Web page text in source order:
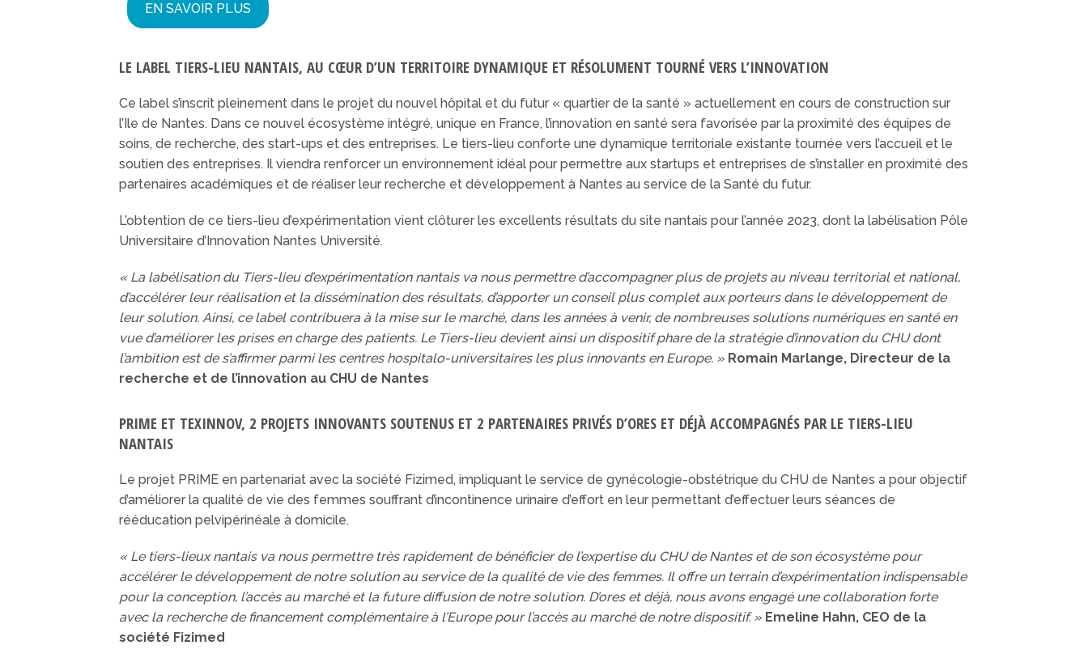
EN SAVOIR PLUS
LE LABEL TIERS-LIEU NANTAIS, AU CŒUR D’UN TERRITOIRE DYNAMIQUE ET RÉSOLUMENT TOURNÉ VERS L’INNOVATION
Ce label s’inscrit pleinement dans le projet du nouvel hôpital et du futur « quartier de la santé » actuellement en cours de construction sur
l’Ile de Nantes. Dans ce nouvel écosystème intégré, unique en France, l’innovation en santé sera favorisée par la proximité des équipes de
soins, de recherche, des start-ups et des entreprises. Le tiers-lieu conforte une dynamique territoriale existante tournée vers l’accueil et le
soutien des entreprises. Il viendra renforcer un environnement idéal pour permettre aux startups et entreprises de s’installer en proximité des
partenaires académiques et de réaliser leur recherche et développement à Nantes au service de la Santé du futur.
L’obtention de ce tiers-lieu d’expérimentation vient clôturer les excellents résultats du site nantais pour l’année 2023, dont la labélisation Pôle
Universitaire d’Innovation Nantes Université.
« La labélisation du Tiers-lieu d’expérimentation nantais va nous permettre d’accompagner plus de projets au niveau territorial et national,
d’accélérer leur réalisation et la dissémination des résultats, d’apporter un conseil plus complet aux porteurs dans le développement de
leur solution. Ainsi, ce label contribuera à la mise sur le marché, dans les années à venir, de nombreuses solutions numériques en santé en
vue d’améliorer les prises en charge des patients. Le Tiers-lieu devient ainsi un dispositif phare de la stratégie d’innovation du CHU dont
l’ambition est de s’affirmer parmi les centres hospitalo-universitaires les plus innovants en Europe. » Romain Marlange, Directeur de la
recherche et de l’innovation au CHU de Nantes
PRIME ET TEXINNOV, 2 PROJETS INNOVANTS SOUTENUS ET 2 PARTENAIRES PRIVÉS D’ORES ET DÉJÀ ACCOMPAGNÉS PAR LE TIERS-LIEU
NANTAIS
Le projet PRIME en partenariat avec la société Fizimed, impliquant le service de gynécologie-obstétrique du CHU de Nantes a pour objectif
d’améliorer la qualité de vie des femmes souffrant d’incontinence urinaire d’effort en leur permettant d’effectuer leurs séances de
rééducation pelvipérinéale à domicile.
« Le tiers-lieux nantais va nous permettre très rapidement de bénéficier de l’expertise du CHU de Nantes et de son écosystème pour
accélérer le développement de notre solution au service de la qualité de vie des femmes. Il offre un terrain d’expérimentation indispensable
pour la conception, l’accès au marché et la future diffusion de notre solution. D’ores et déjà, nous avons engagé une collaboration forte
avec la recherche de financement complémentaire à l’Europe pour l’accès au marché de notre dispositif. » Emeline Hahn, CEO de la
société Fizimed